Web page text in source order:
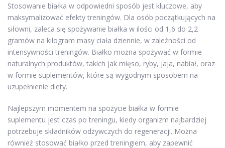
Stosowanie białka w odpowiedni sposób jest kluczowe, aby
maksymalizować efekty treningów. Dla osób początkujących na
siłowni, zaleca się spożywanie białka w ilości od 1,6 do 2,2
gramów na kilogram masy ciała dziennie, w zależności od
intensywności treningów. Białko można spożywać w formie
naturalnych produktów, takich jak mięso, ryby, jaja, nabiał, oraz
w formie suplementów, które są wygodnym sposobem na
uzupełnienie diety.
Najlepszym momentem na spożycie białka w formie
suplementu jest czas po treningu, kiedy organizm najbardziej
potrzebuje składników odżywczych do regeneracji. Można
również stosować białko przed treningiem, aby zapewnić